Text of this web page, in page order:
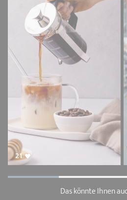
21
Das könnte Ihnen